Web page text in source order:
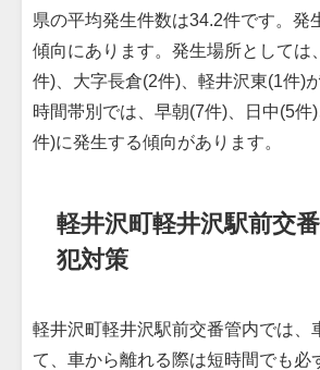
県の平均発生件数は34.2件です。発
傾向にあります。発生場所としては
件)、大字長倉(2件)、軽井沢東(1件)
時間帯別では、早朝(7件)、日中(5件
件)に発生する傾向があります。
軽井沢町軽井沢駅前交
犯対策
軽井沢町軽井沢駅前交番管内では、
て、車から離れる際は短時間でも必